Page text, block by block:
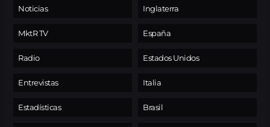
Noticias
MktR TV
Radio
Entrevistas
Estadísticas
Inglaterra
España
Estados Unidos
Italia
Brasil